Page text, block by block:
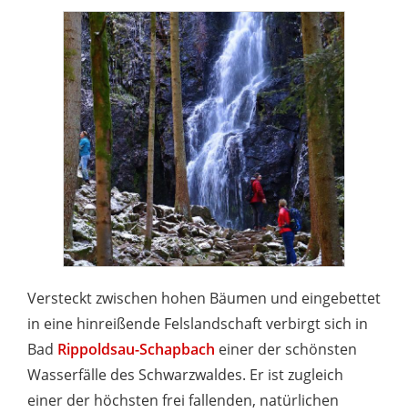
Versteckt zwischen hohen Bäumen und eingebettet
in eine hinreißende Felslandschaft verbirgt sich in
Bad Rippoldsau-Schapbach einer der schönsten
Wasserfälle des Schwarzwaldes. Er ist zugleich
einer der höchsten frei fallenden, natürlichen